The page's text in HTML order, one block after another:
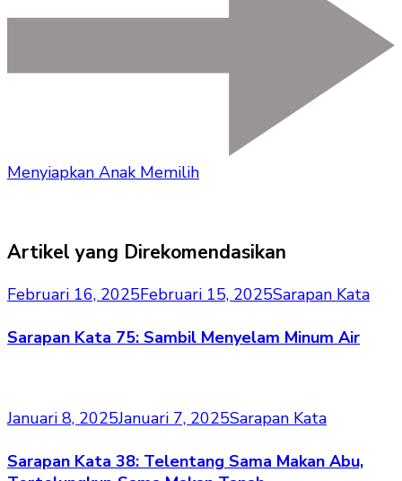
Menyiapkan Anak Memilih
Artikel yang Direkomendasikan
Februari 16, 2025Februari 15, 2025Sarapan Kata
Sarapan Kata 75: Sambil Menyelam Minum Air
Januari 8, 2025Januari 7, 2025Sarapan Kata
Sarapan Kata 38: Telentang Sama Makan Abu,